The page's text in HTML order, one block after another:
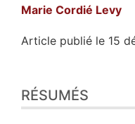
Marie Cordié Levy
Article publié le 15
Index
Plan
RÉSUMÉS